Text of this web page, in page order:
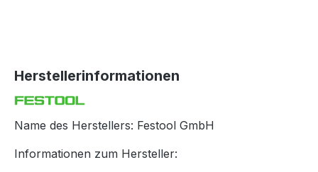
Herstellerinformationen
Name des Herstellers: Festool GmbH
Informationen zum Hersteller: